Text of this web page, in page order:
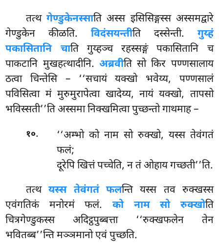
तत्थगेण्डुकेनस्साति अस्स इसिसिङ्गस्स अस्समद्वारे
गेण्डुकेन कीळति. विदंसयन्तीति दस्सेन्ती. गुय्हं
पकासितानि चाति गुय्हञ्च रहस्सङ्गं पकासितानि च
पाकटानि मुखहत्थादीनि. अब्रवीति सो किर पण्णसालाय
ठत्वा चिन्तेसि – ‘‘सचायं यक्खो भवेय्य, पण्णसालं
पविसित्वा मं मुरुमुरापेत्वा खादेय्य, नायं यक्खो, तापसो
भविस्सती’’ति अस्समा निक्खमित्वा पुच्छन्तो गाथमाह –
१०.
‘‘अम्भो को नाम सो रुक्खो, यस्स तेवंगतं
फलं;
दूरेपि खित्तं पच्चेति, न तं ओहाय गच्छती’’ति.
तत्थयस्स तेवंगतं फलन्ति यस्स तव रुक्खस्स
एवंगतिकं मनोरमं फलं. को नाम सो रुक्खोति
चित्रगेण्डुकस्स अदिट्ठपुब्बत्ता ‘‘रुक्खफलेन तेन
भवितब्ब’’न्ति मञ्ञमानो एवं पुच्छति.